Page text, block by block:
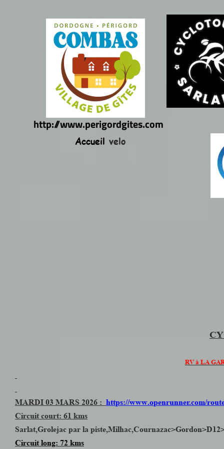
http://www.perigordgites.com
Accueil velo
RV à LA
MARDI 03 MARS 2026 : https://www.openrunner.com/
Circuit court: 61 kms
Sarlat,Grolejac par la
Circuit long: 72 kms